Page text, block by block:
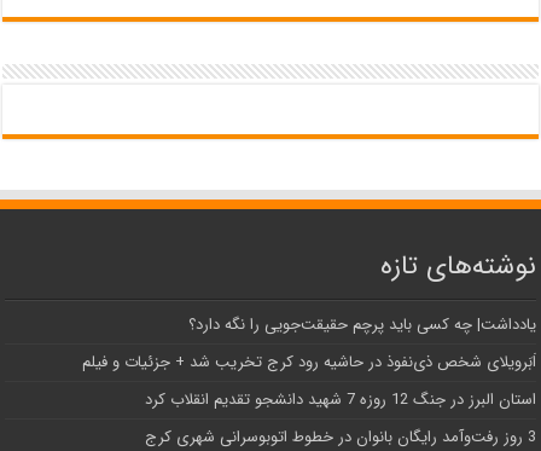
نوشته‌های تازه
یادداشت| ‌چه کسی باید پرچم حقیقت‌جویی را نگه دارد؟
اَبَر‌ویلای شخص ذی‌نفوذ در حاشیه‌ رود کرج تخریب شد + جزئیات و فیلم
استان البرز در جنگ 12 روزه 7 شهید دانشجو تقدیم انقلاب کرد
3 روز رفت‌وآمد رایگان بانوان در خطوط اتوبوسرانی شهری کرج